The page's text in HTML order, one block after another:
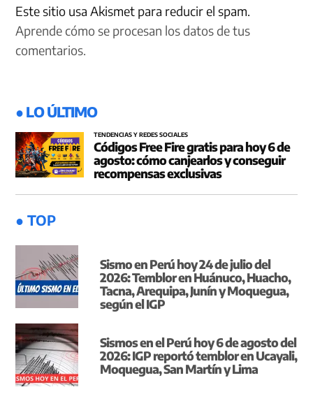
Este sitio usa Akismet para reducir el spam.
Aprende cómo se procesan los datos de tus
comentarios.
● LO ÚLTIMO
TENDENCIAS Y REDES SOCIALES
Códigos Free Fire gratis para hoy 6 de
agosto: cómo canjearlos y conseguir
recompensas exclusivas
● TOP
Sismo en Perú hoy 24 de julio del
2026: Temblor en Huánuco, Huacho,
Tacna, Arequipa, Junín y Moquegua,
según el IGP
Sismos en el Perú hoy 6 de agosto del
2026: IGP reportó temblor en Ucayali,
Moquegua, San Martín y Lima